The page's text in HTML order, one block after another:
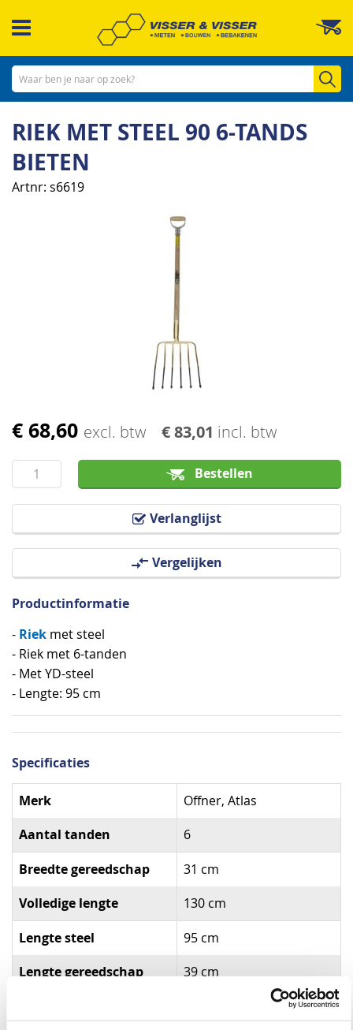
naar
inhoud
RIEK MET STEEL 90 6-TANDS
BIETEN
Artnr s6619
€ 68,60 excl. btw € 83,01 incl. btw
Bestellen
Verlanglijst
Vergelijken
Ga
het
begin
van
Productinformatie
- Riek met steel
- Riek met 6-tanden
- Met YD-steel
- Lengte: 95 cm
Specificaties
Specificaties
Merk Offner, Atlas
Aantal tanden 6
Breedte gereedschap 31 cm
Volledige lengte 130 cm
Lengte steel 95 cm
Lengte gereedschap 39 cm